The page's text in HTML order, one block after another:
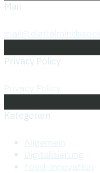
Mail
Privacy Policy
Kategorien